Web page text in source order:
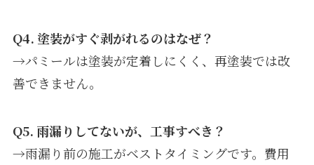
Q4. 塗装がすぐ剥がれるのはなぜ？
→パミールは塗装が定着しにくく、再塗装では改
善できません。
Q5. 雨漏りしてないが、工事すべき？
→雨漏り前の施工がベストタイミングです。費用